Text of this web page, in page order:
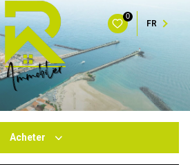
0
FR
Acheter